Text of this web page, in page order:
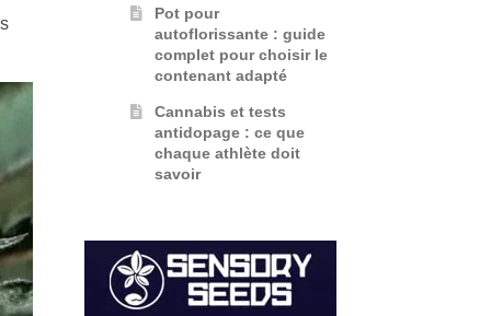
Pot pour
autoflorissante : guide
complet pour choisir le
contenant adapté
Cannabis et tests
antidopage : ce que
chaque athlète doit
savoir